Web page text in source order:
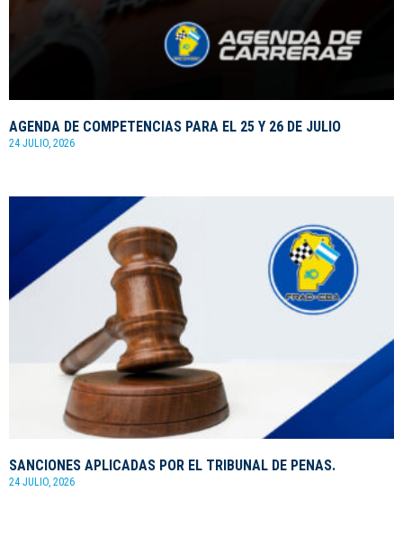
AGENDA DE COMPETENCIAS PARA EL 25 Y 26 DE JULIO
24 JULIO, 2026
SANCIONES APLICADAS POR EL TRIBUNAL DE PENAS.
24 JULIO, 2026